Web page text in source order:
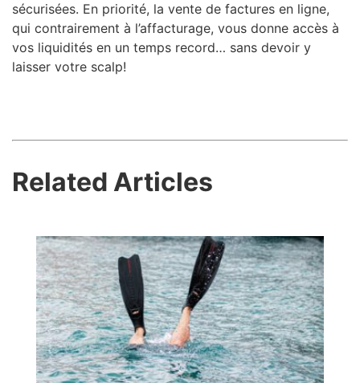
sécurisées. En priorité, la vente de factures en ligne,
qui contrairement à l’affacturage, vous donne accès à
vos liquidités en un temps record… sans devoir y
laisser votre scalp!
Related Articles